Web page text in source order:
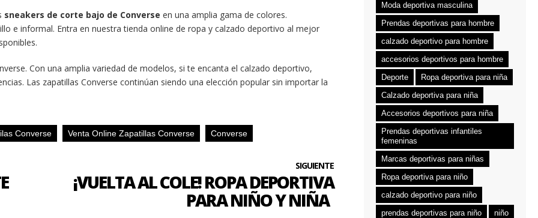
sneakers de corte bajo de Converse en una amplia gama de colores.
e informal. Entra en nuestra tienda online de ropa y calzado deportivo al mejor
Con una amplia variedad de modelos, si te encanta el calzado deportivo,
Las zapatillas Converse continúan siendo una elección popular sin importar la
Converse Venta Online Zapatillas Converse Converse
SIGUIENTE
¡VUELTA AL COLE! ROPA DEPORTIVA
PARA NIÑO Y NIÑA
Moda deportiva masculina
Prendas deportivas para hombre
calzado deportivo para hombre
accesorios deportivos para hombre
Deporte
Ropa deportiva para niña
Calzado deportiva para niña
Accesorios deportivos para niña
Prendas deportivas infantiles
femeninas
Marcas deportivas para niñas
Ropa deportiva para niño
calzado deportivo para niño
prendas deportivas para niño
niño